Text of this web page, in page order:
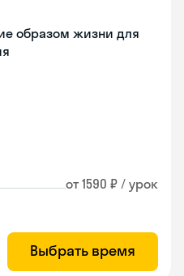
образом жизни для
от 1590 ₽ / урок
Выбрать время